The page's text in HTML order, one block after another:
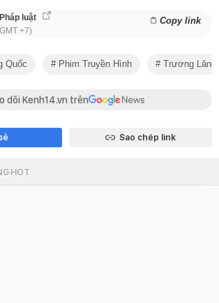
luật Copy link
+7)
Quốc Phim Truyền Hình Trương Lăng
dõi Kenh14.vn trên
Sao chép link
HOT